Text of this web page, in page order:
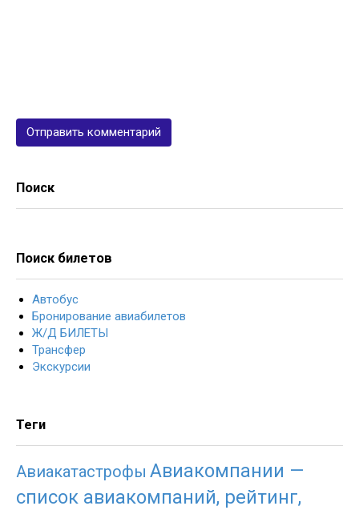
Поиск
Поиск билетов
Автобус
Бронирование авиабилетов
Ж/Д БИЛЕТЫ
Трансфер
Экскурсии
Теги
Авиакатастрофы Авиакомпании —
список авиакомпаний, рейтинг,